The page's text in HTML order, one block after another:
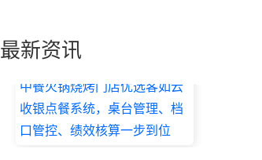
最新资讯
中餐火锅烧烤门店优选客如云
收银点餐系统，桌台管理、档
口管控、绩效核算一步到位